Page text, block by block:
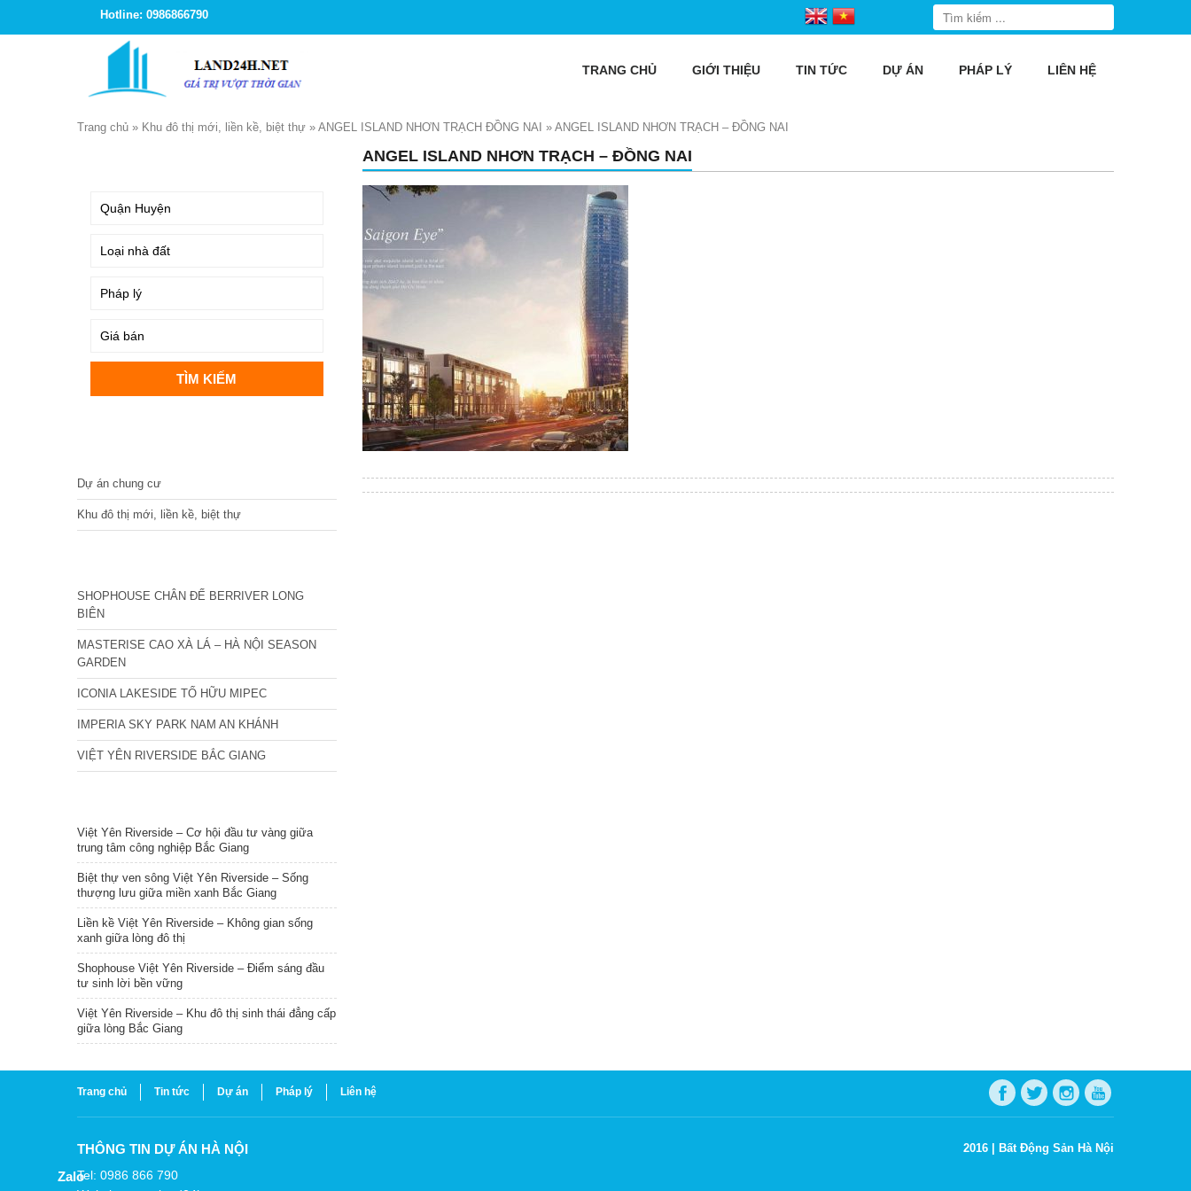
Hotline: 0986866790
TRANG CHỦ GIỚI THIỆU TIN TỨC DỰ ÁN PHÁP LÝ LIÊN HỆ
Trang chủ » Khu đô thị mới, liền kề, biệt thự » ANGEL ISLAND NHƠN TRẠCH ĐỒNG NAI » ANGEL ISLAND NHƠN TRẠCH – ĐỒNG NAI
ANGEL ISLAND NHƠN TRẠCH – ĐỒNG NAI
Dự án chung cư
Khu đô thị mới, liền kề, biệt thự
SHOPHOUSE CHÂN ĐẾ BERRIVER LONG
BIÊN
MASTERISE CAO XÀ LÁ – HÀ NỘI SEASON
GARDEN
ICONIA LAKESIDE TỐ HỮU MIPEC
IMPERIA SKY PARK NAM AN KHÁNH
VIỆT YÊN RIVERSIDE BẮC GIANG
Việt Yên Riverside – Cơ hội đầu tư vàng giữa
trung tâm công nghiệp Bắc Giang
Biệt thự ven sông Việt Yên Riverside – Sống
thượng lưu giữa miền xanh Bắc Giang
Liền kề Việt Yên Riverside – Không gian sống
xanh giữa lòng đô thị
Shophouse Việt Yên Riverside – Điểm sáng đầu
tư sinh lời bền vững
Việt Yên Riverside – Khu đô thị sinh thái đẳng cấp
giữa lòng Bắc Giang
Trang chủ Tin tức Dự án Pháp lý Liên hệ
THÔNG TIN DỰ ÁN HÀ NỘI
Tel: 0986 866 790
2016 | Bất Động Sản Hà Nội
Zalo